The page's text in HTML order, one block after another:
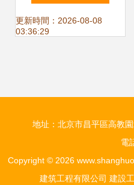
疏散 建設工程施工
更新時間：2026-08-08
03:36:29
地址：北京市昌平區高教
電
Copyright © 2026
建筑工程有限公司 建設